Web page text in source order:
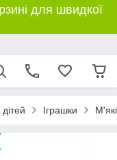
для швидкої
Іграшки